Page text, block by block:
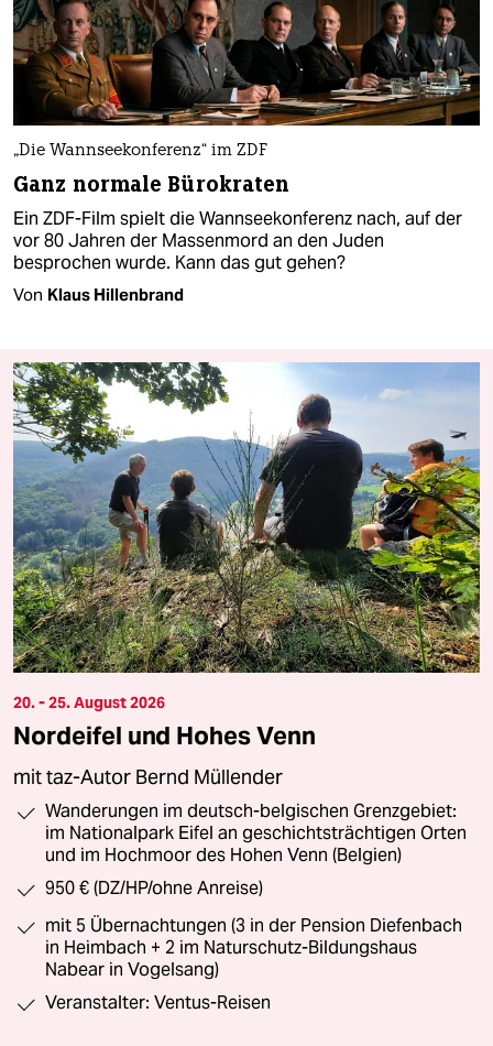
„Die Wannseekonferenz“ im ZDF
Ganz normale Bürokraten
Ein ZDF-Film spielt die Wannseekonferenz nach, auf der
vor 80 Jahren der Massenmord an den Juden
besprochen wurde. Kann das gut gehen?
Von Klaus Hillenbrand
20. - 25. August 2026
Nordeifel und Hohes Venn
mit taz-Autor Bernd Müllender
Wanderungen im deutsch-belgischen Grenzgebiet:
im Nationalpark Eifel an geschichtsträchtigen Orten
und im Hochmoor des Hohen Venn (Belgien)
950 € (DZ/HP/ohne Anreise)
mit 5 Übernachtungen (3 in der Pension Diefenbach
in Heimbach + 2 im Naturschutz-Bildungshaus
Nabear in Vogelsang)
Veranstalter: Ventus-Reisen